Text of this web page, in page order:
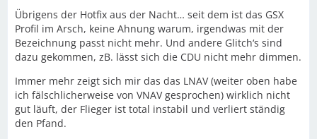
Übrigens der Hotfix aus der Nacht… seit dem ist das GSX
Profil im Arsch, keine Ahnung warum, irgendwas mit der
Bezeichnung passt nicht mehr. Und andere Glitch‘s sind
dazu gekommen, zB. lässt sich die CDU nicht mehr dimmen.
Immer mehr zeigt sich mir das das LNAV (weiter oben habe
ich fälschlicherweise von VNAV gesprochen) wirklich nicht
gut läuft, der Flieger ist total instabil und verliert ständig
den Pfand.